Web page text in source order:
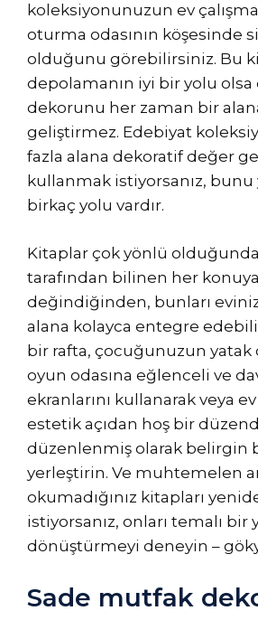
koleksiyonunuzun ev
oturma odasının köşesinde
olduğunu görebilirsiniz. Bu
depolamanın iyi bir yolu olsa
dekorunu her zaman bir
geliştirmez. Edebiyat
fazla alana dekoratif değer
kullanmak istiyorsanız, bunu
birkaç yolu vardır.
Kitaplar çok yönlü
tarafından bilinen her konuya
değindiğinden, bunları
alana kolayca entegre
bir rafta, çocuğunuzun yatak
oyun odasına eğlenceli ve
ekranlarını kullanarak veya
estetik açıdan hoş bir
düzenlenmiş olarak belirgin
yerleştirin. Ve muhtemelen
okumadığınız kitapları
istiyorsanız, onları temalı bir
dönüştürmeyi deneyin –
Sade mutfak